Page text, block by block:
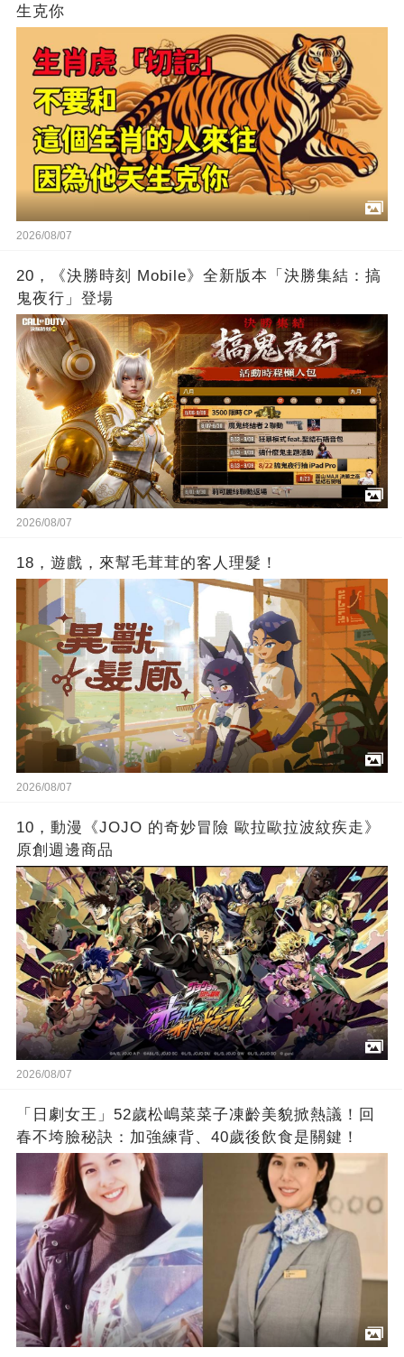
生克你
2026/08/07
20，《決勝時刻 Mobile》全新版本「決勝集結：搞
鬼夜行」登場
2026/08/07
18，遊戲，來幫毛茸茸的客人理髮！
2026/08/07
10，動漫《JOJO 的奇妙冒險 歐拉歐拉波紋疾走》
原創週邊商品
2026/08/07
「日劇女王」52歲松嶋菜菜子凍齡美貌掀熱議！回
春不垮臉秘訣：加強練背、40歲後飲食是關鍵！